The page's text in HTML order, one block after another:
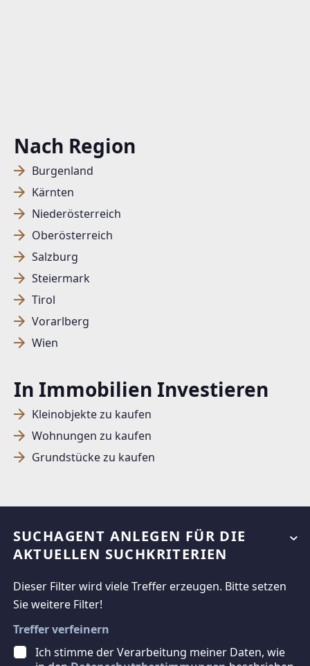
Nach Region
Burgenland
Kärnten
Niederösterreich
Oberösterreich
Salzburg
Steiermark
Tirol
Vorarlberg
Wien
In Immobilien Investieren
Kleinobjekte zu kaufen
Wohnungen zu kaufen
Grundstücke zu kaufen
Jetzt Suchagent anlegen
SUCHAGENT ANLEGEN FÜR DIE
AKTUELLEN SUCHKRITERIEN
Dieser Filter wird viele Treffer erzeugen. Bitte setzen
in denDatenschutzbestimmungenbeschrieben,
zu.
© DIBEO.AT - DIE BESTEN OBJEKTE 2026
IMPRESSUM
KONTAKT
AGB & NUTZUNGSBEDINGUNGEN
DATENSCHUTZ